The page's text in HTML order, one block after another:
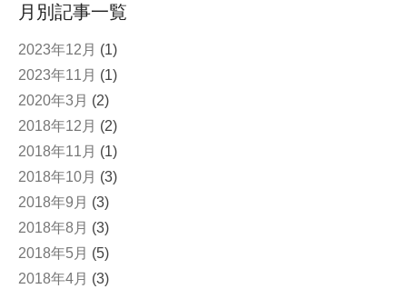
月別記事一覧
2023年12月 (1)
2023年11月 (1)
2020年3月 (2)
2018年12月 (2)
2018年11月 (1)
2018年10月 (3)
2018年9月 (3)
2018年8月 (3)
2018年5月 (5)
2018年4月 (3)